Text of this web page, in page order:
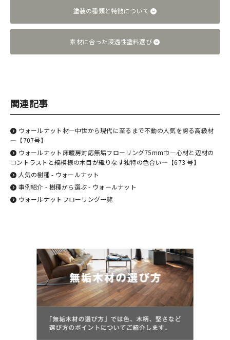
塗装の種類と特徴について
素材に合った浸透性塗料選び
関連記事
ウォールナット材―中世から現代に至るまで不動の人気を誇る高級材
―【707号】
ウォールナット床暖房対応無垢フローリング75mm巾―心材と辺材の
コントラストと縞模様の木目が織りなす独特の色合い―【673 号】
人気の樹種 - ウォールナット
事例紹介 - 樹種から選ぶ - ウォールナット
ウォールナットフローリング一覧